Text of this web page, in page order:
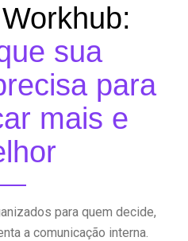
sua
para
mais e
para quem decide,
a comunicação interna.